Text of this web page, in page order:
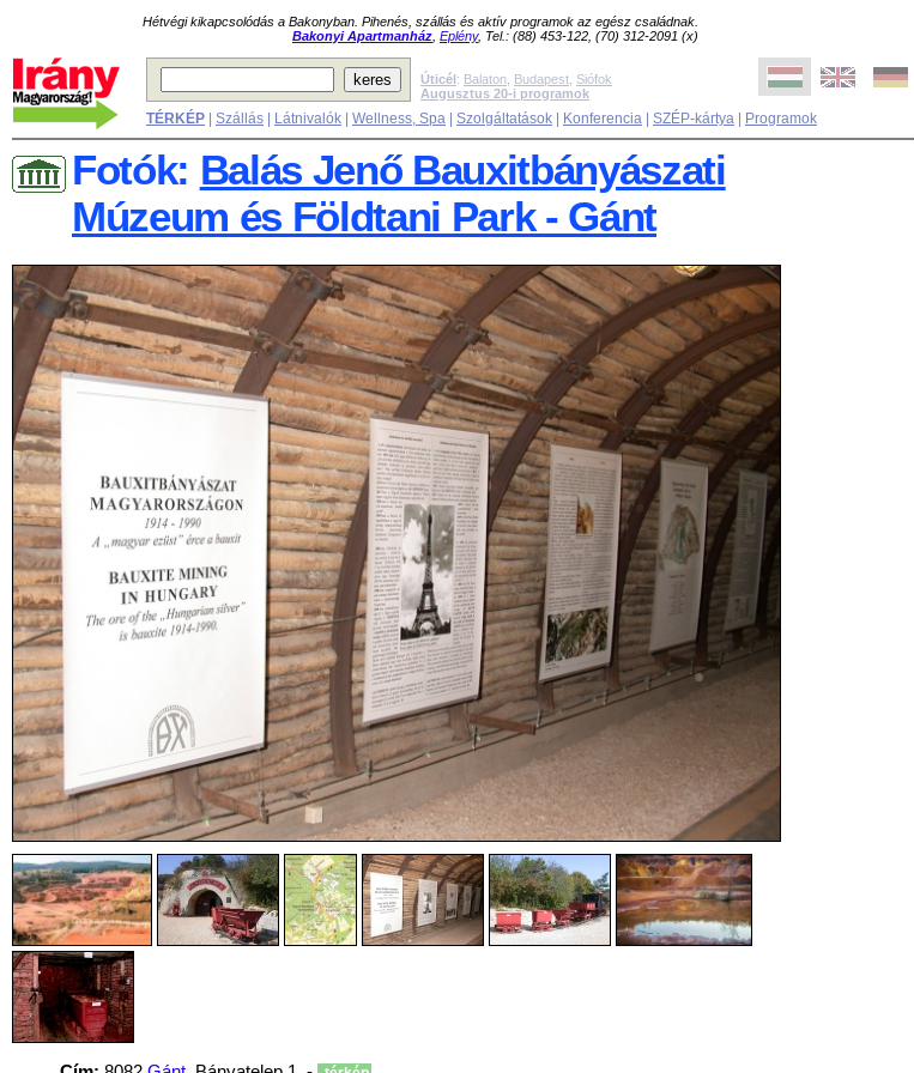
Hétvégi kikapcsolódás a Bakonyban. Pihenés, szállás és aktív programok az egész családnak.
Bakonyi Apartmanház Eplény, Tel.: (88) 453-122, (70) 312-2091 (x)
Úticél: Balaton Budapest Siófok
Augusztus 20-i programok
TÉRKÉP Szállás Látnivalók Wellness, Spa Szolgáltatások Konferencia SZÉP-kártya Programok
Fotók: Balás Jenő Bauxitbányászati
Múzeum és Földtani Park - Gánt